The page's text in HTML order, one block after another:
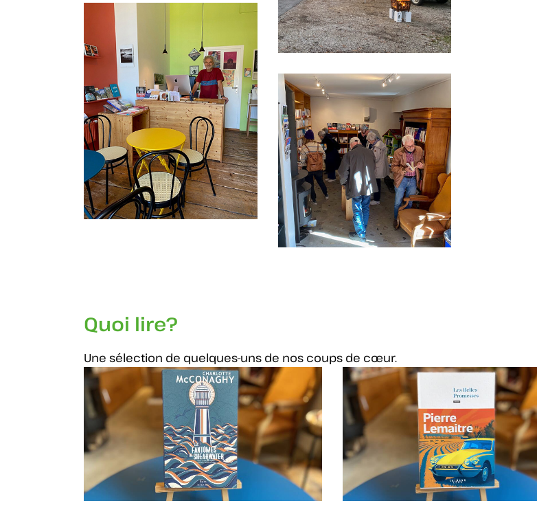
Quoi lire?
Une sélection de quelques-uns de nos coups de cœur.